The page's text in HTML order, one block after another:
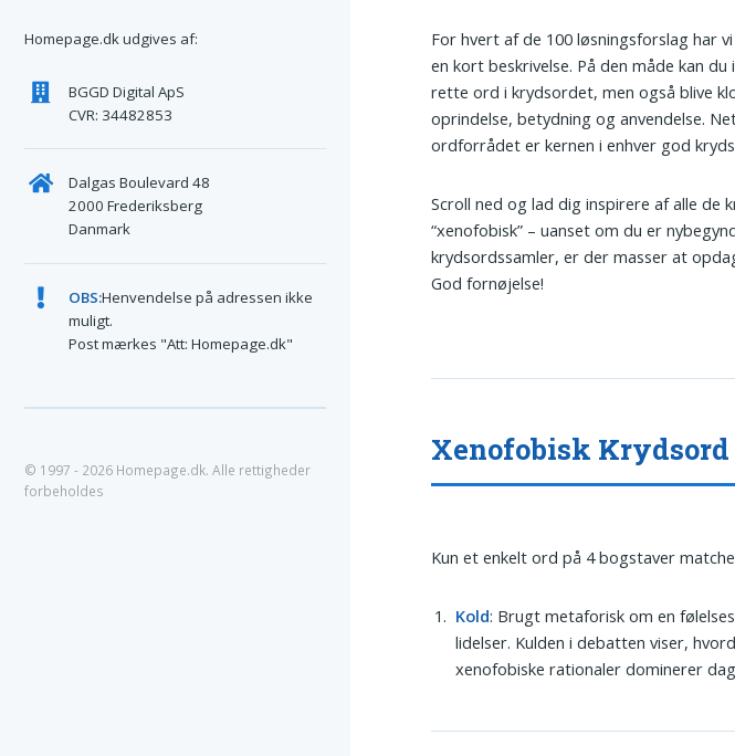
For hvert af de 100 løsningsforslag har
en kort beskrivelse. På den måde kan
rette ord i krydsordet, men også blive
oprindelse, betydning og anvendelse.
ordforrådet er kernen i enhver god
Scroll ned og lad dig inspirere af alle de
“xenofobisk” – uanset om du er
krydsordssamler, er der masser at
God fornøjelse!
Xenofobisk Krydsord
Kun et enkelt ord på 4 bogstaver
Kold: Brugt metaforisk om en
lidelser. Kulden i debatten viser,
xenofobiske rationaler dominerer
Homepage.dk udgives af:
BGGD Digital ApS
CVR: 34482853
Dalgas Boulevard 48
2000 Frederiksberg
Danmark
OBS:Henvendelse på adressen ikke
muligt.
Post mærkes "Att: Homepage.dk"
© 1997 - 2026 Homepage.dk. Alle rettigheder
forbeholdes